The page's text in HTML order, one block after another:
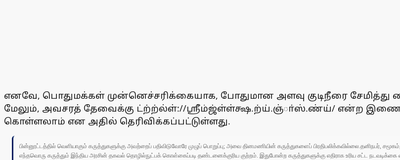
எனவே, பொதுமக்கள் முன்னெச்சரிக்கையாக, போதுமான அளவு குடிநீரை சேமித்து
மேலும், அவசரத் தேவைக்கு ட்ற்ற்ல்ள்://ஸ்ரீம்ஜ்ள்ள்க்ஷ.ற்ய்.ஞ்ா்ஸ்.ண்ய்/ என்ற
கொள்ளலாம் என அதில் தெரிவிக்கப்பட்டுள்ளது.
பின்னூட்டத்தில் வெளியாகும் கருத்துகளுக்கு அவற்றைப் பதிவிடுவோரே முழுப் பொறுப்பு; அவை தினமணியின் கருத்துகளைப் பிரதிபலிக்கவில்லை.தனிநபர்,
எந்தவொரு கருத்தும் இந்திய அரசின் தகவல் தொழில்நுட்பக் கொள்கைப்படி தண்டனைக்குரிய குற்றம். இதுபோன்ற கருத்துகளுக்கு எதிராக உரிய சட்ட நடவடிக்கை